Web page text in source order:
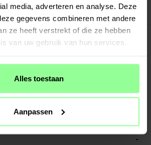
media, adverteren en analyse. Deze
gegevens combineren met andere
ze heeft verstrekt of die ze hebben
van uw gebruik van hun services.
Alles toestaan
Aanpassen
Grijs.
to 12.9"
-